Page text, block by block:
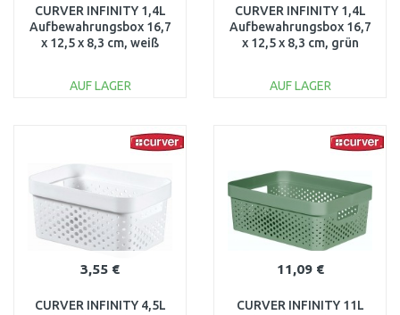
CURVER INFINITY 1,4L
Aufbewahrungsbox 16,7
x 12,5 x 8,3 cm, weiß
AUF LAGER
CURVER INFINITY 1,4L
Aufbewahrungsbox 16,7
x 12,5 x 8,3 cm, grün
AUF LAGER
3,55 €
CURVER INFINITY 4,5L
11,09 €
CURVER INFINITY 11L